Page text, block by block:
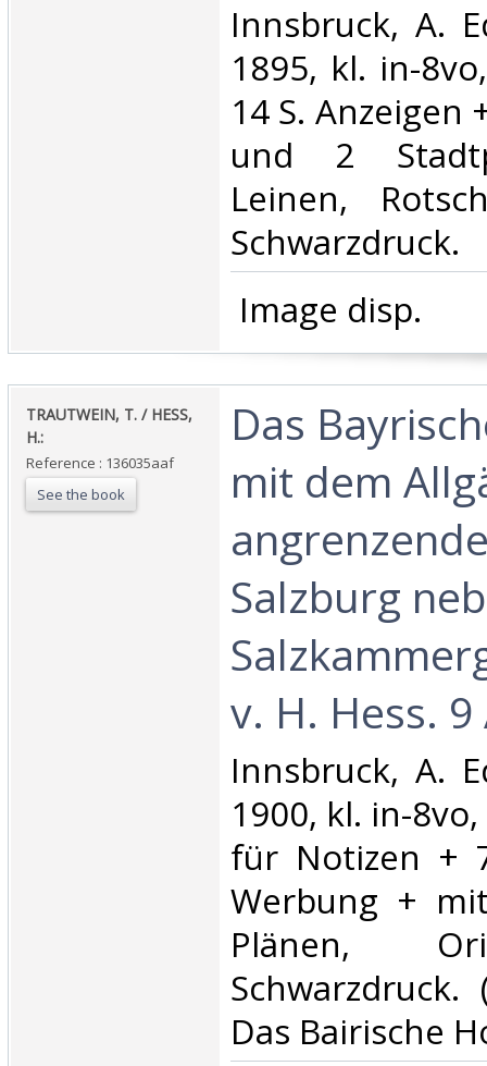
‎Innsbruck, A.
1895, kl. in-
14 S. Anzeigen
und 2
Leinen,
Schwarzdruck.‎
‎ Image disp.‎
‎TRAUTWEIN, T. / HESS,
H.:‎
Reference : 136035aaf
See the book
‎Das
mit dem
Salzburg
v. H. Hess.
‎Innsbruck, A.
1900, kl. in-8vo,
für Notizen +
Werbung +
Plänen,
Schwarzdruck.
Das Bairische